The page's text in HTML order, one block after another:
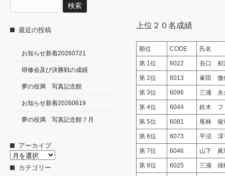
上位２０名成績
順位 CODE 氏名
第 1位 6022 谷口 初
第 2位 6013 峯田 徹
第 3位 6096 三浦 永
第 4位 6044 鈴木 フ
第 5位 6081 尾林 俊
第 6位 6073 平沼 澪
第 7位 6046 山下 眞
第 8位 6025 三浦 雄
索:
最近の投稿
お知らせ新着20260721
研修会及び決勝戦の成績
夢の役満 写真記念館
お知らせ新着20260619
夢の役満 写真記念館７月
アーカイブ
ア
カテゴリー